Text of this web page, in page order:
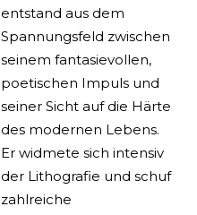
entstand aus dem
Spannungsfeld zwischen
seinem fantasievollen,
poetischen Impuls und
seiner Sicht auf die Härte
des modernen Lebens.
Er widmete sich intensiv
der Lithografie und schuf
zahlreiche